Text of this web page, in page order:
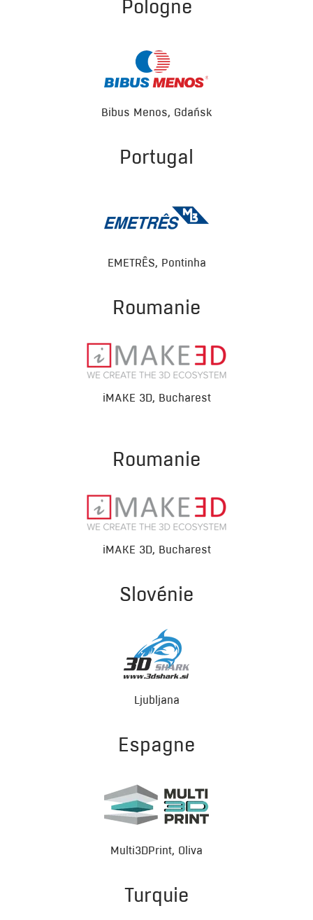
Pologne
Bibus Menos, Gdańsk
Portugal
EMETRÊS, Pontinha
Roumanie
iMAKE 3D, Bucharest
Roumanie
iMAKE 3D, Bucharest
Slovénie
Ljubljana
Espagne
Multi3DPrint, Oliva
Turquie